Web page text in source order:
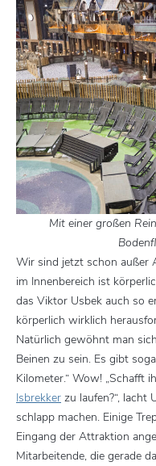
Mit einer großen
Wir sind jetzt schon außer
im Innenbereich ist
das Viktor Usbek auch so
körperlich wirklich
Natürlich gewöhnt man
Beinen zu sein. Es gibt
Kilometer.“ Wow! „Schafft
Isbrekker zu laufen?“,
schlapp machen. Einige
Eingang der Attraktion
Mitarbeitende, die gerade